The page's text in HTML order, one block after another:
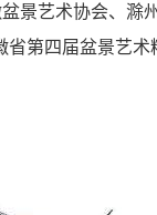
艺术协会、滁州
省第四届盆景艺